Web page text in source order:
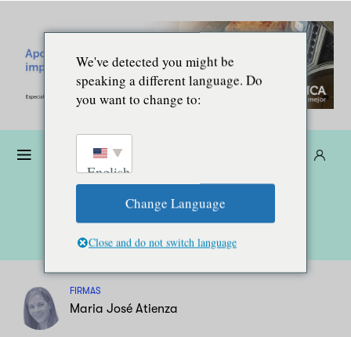
FIRMAS
Maria José Atienza
We've detected you might be
speaking a different language. Do
you want to change to:
English
Change Language
Close and do not switch language